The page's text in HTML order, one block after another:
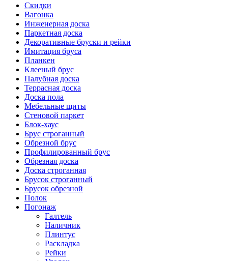
Скидки
Вагонка
Инженерная доска
Паркетная доска
Декоративные бруски и рейки
Имитация бруса
Планкен
Клееный брус
Палубная доска
Террасная доска
Доска пола
Мебельные щиты
Стеновой паркет
Блок-хаус
Брус строганный
Обрезной брус
Профилированный брус
Обрезная доска
Доска строганная
Брусок строганный
Брусок обрезной
Полок
Погонаж
Галтель
Наличник
Плинтус
Раскладка
Рейки